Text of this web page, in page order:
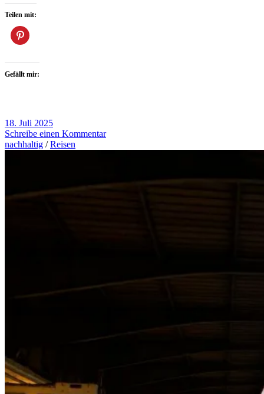
Teilen mit:
Gefällt mir:
18. Juli 2025
Schreibe einen Kommentar
nachhaltig /Reisen